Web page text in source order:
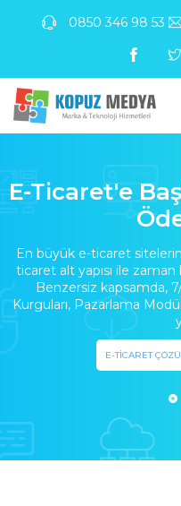
0850 346 98 53
E-Ticaret'e
En büyük e-ticaret
ticaret alt yapısı ile zaman
Benzersiz kapsamda,
Kurguları, Pazarlama
E-TİCARET